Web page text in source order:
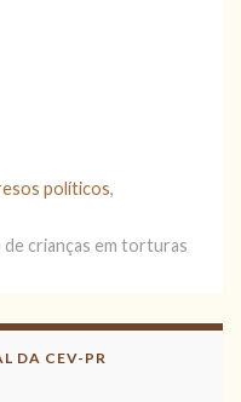
políticos,
crianças em torturas
DA CEV-PR
Relatório Final da